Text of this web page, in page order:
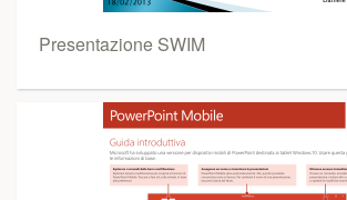
Presentazione SWIM